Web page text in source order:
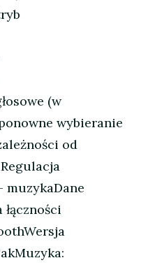
(w
wybieranie
od
muzykaDane